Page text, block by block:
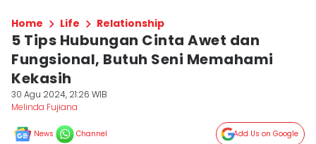
Home Life Relationship
5 Tips Hubungan Cinta Awet dan
Fungsional, Butuh Seni Memahami
Kekasih
30 Agu 2024, 21:26 WIB
Melinda Fujiana
News Channel Add Us on Google